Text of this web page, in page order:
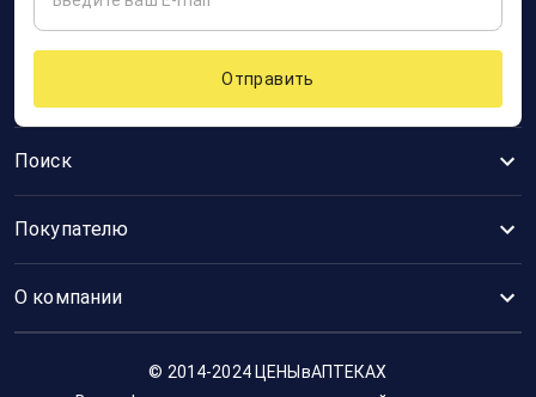
Поиск
Покупателю
О компании
Отправить
© 2014-2024 ЦЕНЫвАПТЕКАХ